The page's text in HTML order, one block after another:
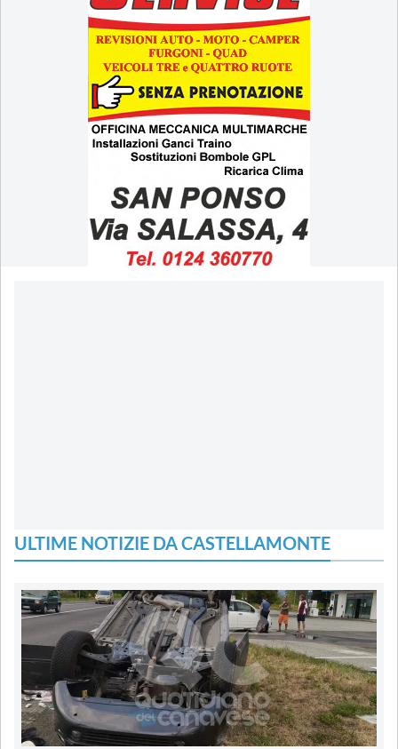
ULTIME NOTIZIE DA CASTELLAMONTE